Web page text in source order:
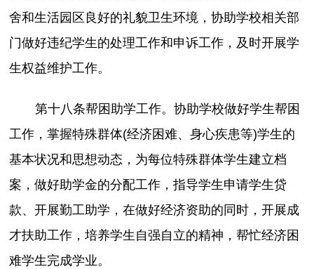
舍和生活园区良好的礼貌卫生环境，协助学校相关部
门做好违纪学生的处理工作和申诉工作，及时开展学
生权益维护工作。
第十八条帮困助学工作。协助学校做好学生帮困
工作，掌握特殊群体(经济困难、身心疾患等)学生的
基本状况和思想动态，为每位特殊群体学生建立档
案，做好助学金的分配工作，指导学生申请学生贷
款、开展勤工助学，在做好经济资助的同时，开展成
才扶助工作，培养学生自强自立的精神，帮忙经济困
难学生完成学业。